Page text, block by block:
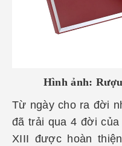
Hình ảnh: Rượu
Từ ngày cho ra đời
đã trải qua 4 đời của
XIII được hoàn